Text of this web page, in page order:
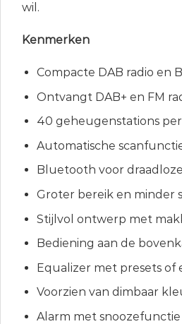
wil.
Kenmerken
Compacte DAB radio en
Ontvangt DAB+ en FM
40 geheugenstations per
Automatische
Bluetooth voor
Groter bereik en minder
Stijlvol ontwerp met
Bediening aan de
Equalizer met presets of
Voorzien van dimbaar
Alarm met snoozefunctie